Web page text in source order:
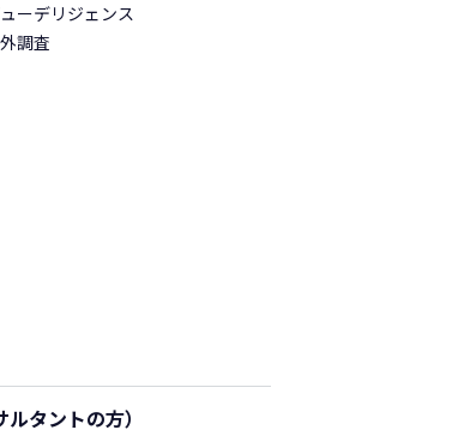
ーデリジェンス
調査
ルタントの方）